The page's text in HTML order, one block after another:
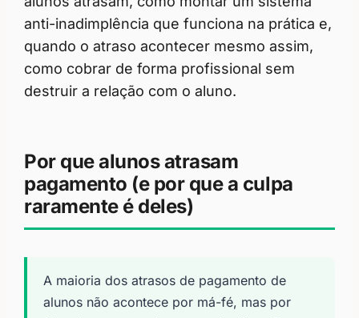
anti-inadimplência que funciona na prática e,
quando o atraso acontecer mesmo assim,
como cobrar de forma profissional sem
destruir a relação com o aluno.
Por que alunos atrasam
pagamento (e por que a culpa
raramente é deles)
A maioria dos atrasos de pagamento de
alunos não acontece por má-fé, mas por